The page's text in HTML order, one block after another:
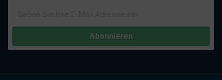
Abonnieren